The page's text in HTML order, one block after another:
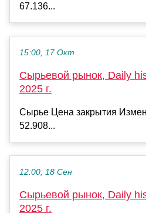
67.136...
15:00, 17 Окт
Сырьевой рынок, Daily
2025 г.
Сырье Цена закрытия
52.908...
12:00, 18 Сен
Сырьевой рынок, Daily
2025 г.